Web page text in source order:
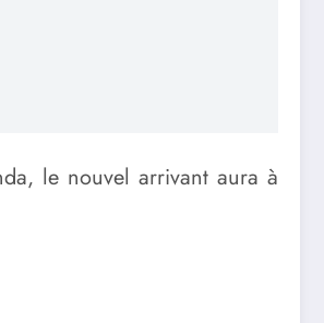
le nouvel arrivant aura à